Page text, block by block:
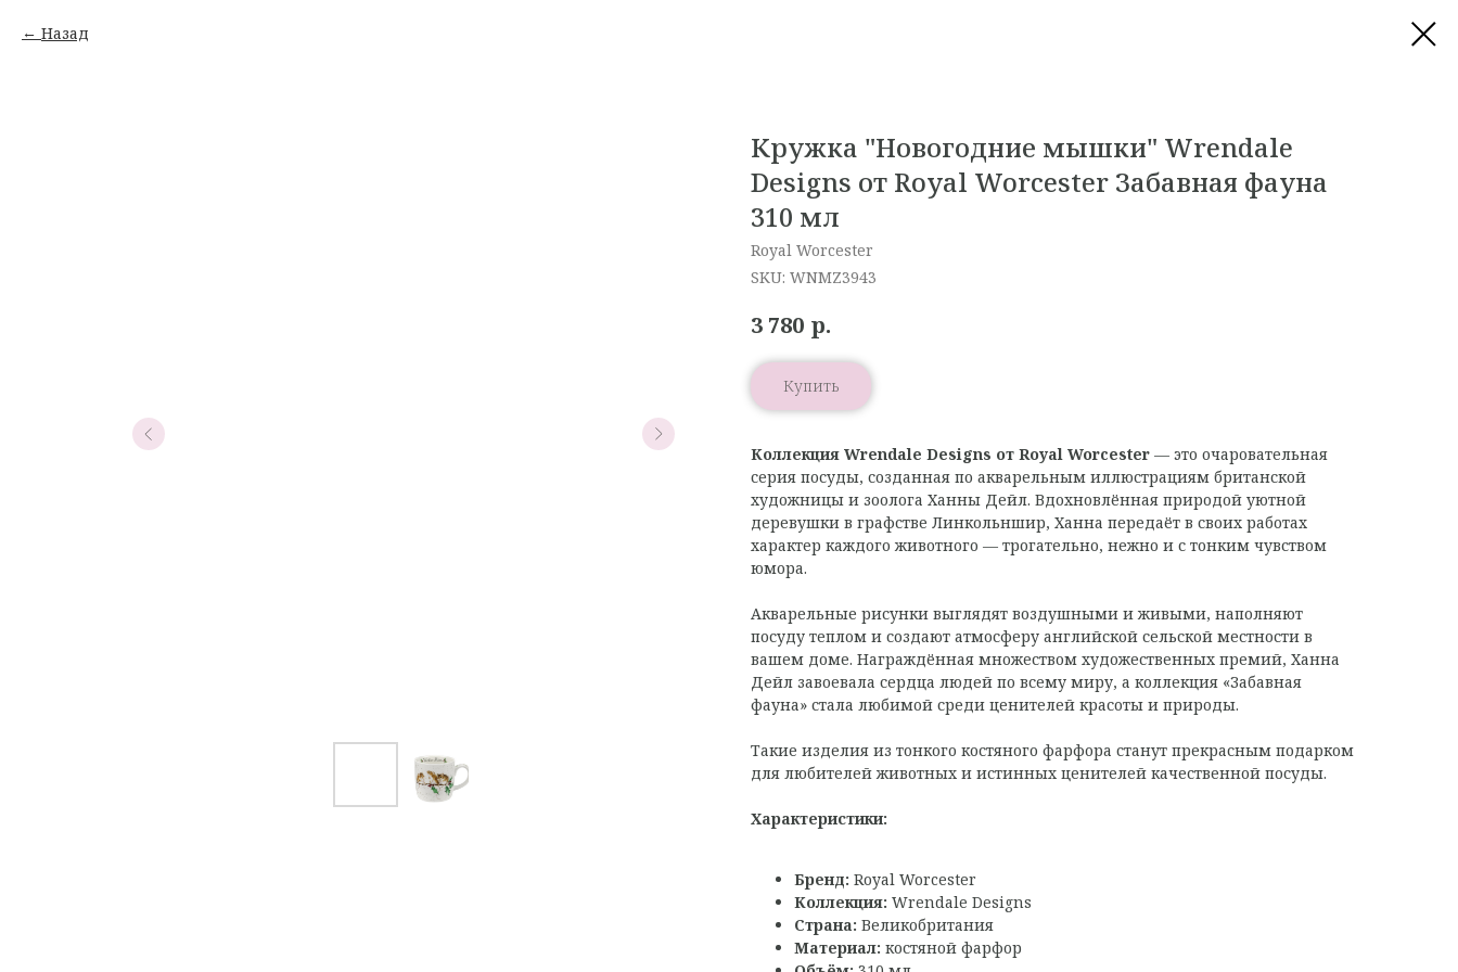
Назад
Кружка "Новогодние мышки" Wrendale
Designs от Royal Worcester Забавная фауна
310 мл
Royal Worcester
SKU: WNMZ3943
3 780 р.
Купить
Коллекция Wrendale Designs от Royal Worcester — это очаровательная
серия посуды, созданная по акварельным иллюстрациям британской
художницы и зоолога Ханны Дейл. Вдохновлённая природой уютной
деревушки в графстве Линкольншир, Ханна передаёт в своих работах
характер каждого животного — трогательно, нежно и с тонким чувством
юмора.
Акварельные рисунки выглядят воздушными и живыми, наполняют
посуду теплом и создают атмосферу английской сельской местности в
вашем доме. Награждённая множеством художественных премий, Ханна
Дейл завоевала сердца людей по всему миру, а коллекция «Забавная
фауна» стала любимой среди ценителей красоты и природы.
Такие изделия из тонкого костяного фарфора станут прекрасным подарком
для любителей животных и истинных ценителей качественной посуды.
Характеристики:
Бренд: Royal Worcester
Коллекция: Wrendale Designs
Страна: Великобритания
Материал: костяной фарфор